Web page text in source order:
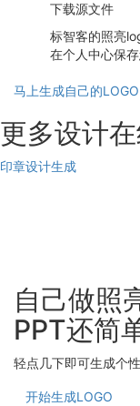
下载源文件
标智客的照亮
在个人中心保
马上生成自己的LOGO
更多设计
印章设计生成
自己做照
PPT还简
轻点几下即可生成个
开始生成LOGO